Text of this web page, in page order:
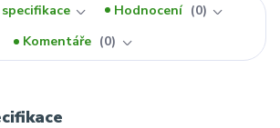
Hodnocení
0
Komentáře
0